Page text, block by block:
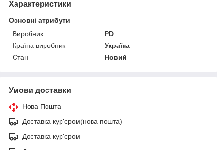
Характеристики
Основні атрибути
Виробник
PD
Країна виробник
Україна
Стан
Новий
Умови доставки
Нова Пошта
Доставка курʼєром(нова пошта)
Доставка кур'єром